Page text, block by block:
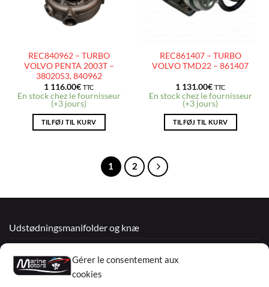
Gérer le consentement aux
cookies
REC840962 – TURBO
VOLVO PENTA 2003T –
3802053, 840962
1 116.00€ TTC
En stock chez le fournisseur
(+3 jours)
TILFØJ TIL KURV
REC861407 – TURBO
VOLVO TMD22 – 861407
1 131.00€ TTC
En stock chez le fournisseur
(+3 jours)
TILFØJ TIL KURV
1 2
Udstødningsmanifolder og knæ
Mercruiser